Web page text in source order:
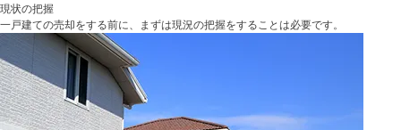
現状の把握
一戸建ての売却をする前に、まずは現況の把握をすることは必要です。